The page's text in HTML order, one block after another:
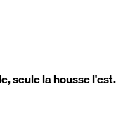
seule la housse l'est.